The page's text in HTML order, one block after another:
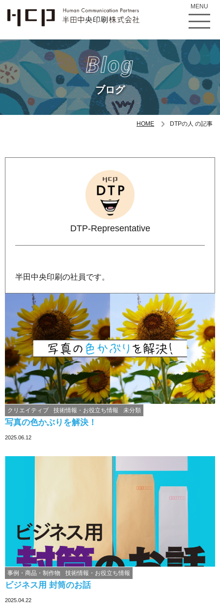
MENU
Blog
ブログ
HOME DTPの人 の記事
DTP-Representative
半田中央印刷の社員です。
写真の色かぶりを解決！
クリエイティブ 技術情報・お役立ち情報 未分類
2025.06.12
ビジネス用 封筒のお話
事例・商品・制作物 技術情報・お役立ち情報
2025.04.22